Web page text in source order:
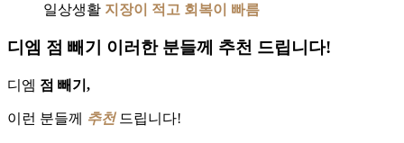
일상생활 지장이 적고 회복이 빠름
디엠 점 빼기 이러한 분들께 추천 드립니다!
디엠 점 빼기,
이런 분들께 추천드립니다!